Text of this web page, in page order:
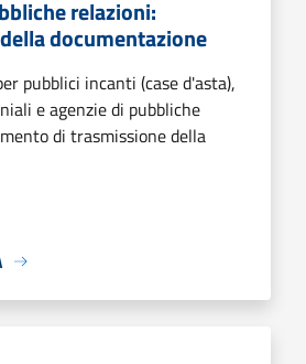
relazioni:
documentazione
pubblici incanti (case d'asta),
e agenzie di pubbliche
di trasmissione della